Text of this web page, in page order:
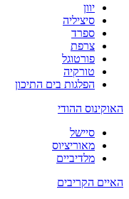
יוון
סיציליה
ספרד
צרפת
פורטוגל
טורקיה
הפלגות בים התיכון
האוקינוס ההודי
סיישל
מאוריציוס
מלדיביים
האיים הקריבים